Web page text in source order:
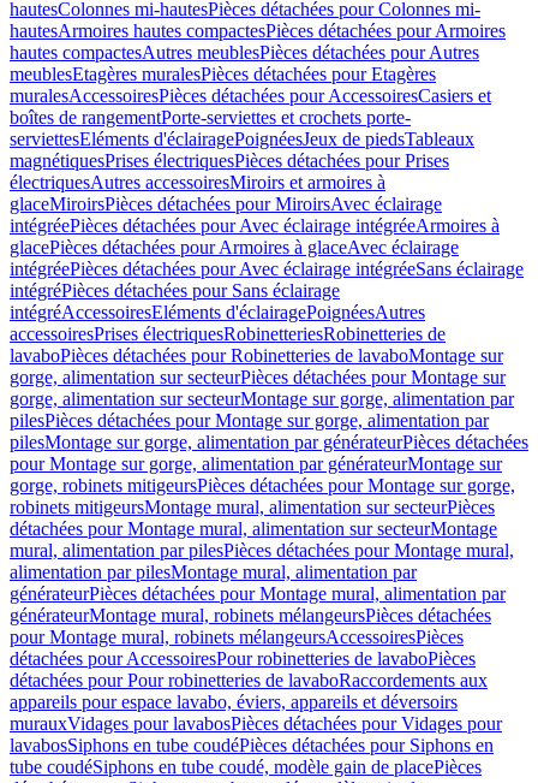
hautesColonnes mi-hautesPièces détachées pour Colonnes mi-
hautesArmoires hautes compactesPièces détachées pour Armoires
hautes compactesAutres meublesPièces détachées pour Autres
meublesEtagères muralesPièces détachées pour Etagères
muralesAccessoiresPièces détachées pour AccessoiresCasiers et
boîtes de rangementPorte-serviettes et crochets porte-
serviettesEléments d'éclairagePoignéesJeux de piedsTableaux
magnétiquesPrises électriquesPièces détachées pour Prises
électriquesAutres accessoiresMiroirs et armoires à
glaceMiroirsPièces détachées pour MiroirsAvec éclairage
intégréePièces détachées pour Avec éclairage intégréeArmoires à
glacePièces détachées pour Armoires à glaceAvec éclairage
intégréePièces détachées pour Avec éclairage intégréeSans éclairage
intégréPièces détachées pour Sans éclairage
intégréAccessoiresEléments d'éclairagePoignéesAutres
accessoiresPrises électriquesRobinetteriesRobinetteries de
lavaboPièces détachées pour Robinetteries de lavaboMontage sur
gorge, alimentation sur secteurPièces détachées pour Montage sur
gorge, alimentation sur secteurMontage sur gorge, alimentation par
pilesPièces détachées pour Montage sur gorge, alimentation par
pilesMontage sur gorge, alimentation par générateurPièces détachées
pour Montage sur gorge, alimentation par générateurMontage sur
gorge, robinets mitigeursPièces détachées pour Montage sur gorge,
robinets mitigeursMontage mural, alimentation sur secteurPièces
détachées pour Montage mural, alimentation sur secteurMontage
mural, alimentation par pilesPièces détachées pour Montage mural,
alimentation par pilesMontage mural, alimentation par
générateurPièces détachées pour Montage mural, alimentation par
générateurMontage mural, robinets mélangeursPièces détachées
pour Montage mural, robinets mélangeursAccessoiresPièces
détachées pour AccessoiresPour robinetteries de lavaboPièces
détachées pour Pour robinetteries de lavaboRaccordements aux
appareils pour espace lavabo, éviers, appareils et déversoirs
murauxVidages pour lavabosPièces détachées pour Vidages pour
lavabosSiphons en tube coudéPièces détachées pour Siphons en
tube coudéSiphons en tube coudé, modèle gain de placePièces